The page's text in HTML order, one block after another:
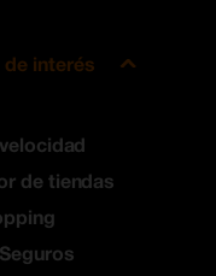
de interés
de tiendas